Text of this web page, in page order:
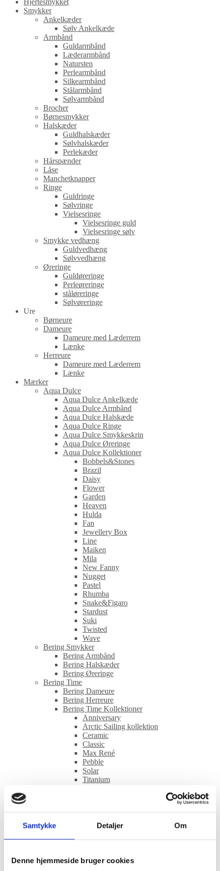
Samtykke Detaljer Om
Denne hjemmeside bruger cookies
Hjertesmykket
Smykker
Ankelkæder
Sølv Ankelkæde
Armbånd
Guldarmbånd
Læderarmbånd
Natursten
Perlearmbånd
Silkearmbånd
Stålarmbånd
Sølvarmbånd
Brocher
Børnesmykker
Halskæder
Guldhalskæder
Sølvhalskæder
Perlekæder
Hårspænder
Låse
Manchetknapper
Ringe
Guldringe
Sølvringe
Vielsesringe
Vielsesringe guld
Vielsesringe sølv
Smykke vedhæng
Guldvedhæng
Sølvvedhæng
Øreringe
Guldøreringe
Perleøreringe
ståløreringe
Sølvøreringe
Ure
Børneure
Dameure
Dameure med Læderrem
Lænke
Herreure
Dameure med Læderrem
Lænke
Mærker
Aqua Dulce
Aqua Dulce Ankelkæde
Aqua Dulce Armbånd
Aqua Dulce Halskæde
Aqua Dulce Ringe
Aqua Dulce Smykkeskrin
Aqua Dulce Øreringe
Aqua Dulce Kollektioner
Bobbels&Stones
Brazil
Daisy
Flower
Garden
Heaven
Hulda
Fan
Jewellery Box
Line
Maiken
Mila
New Fanny
Nugget
Pastel
Rhumba
Snake&Figaro
Stardust
Suki
Twisted
Wave
Bering Smykker
Bering Armbånd
Bering Halskæder
Bering Øreringe
Bering Time
Bering Dameure
Bering Herreure
Bering Time Kollektioner
Anniversary
Arctic Sailing kollektion
Ceramic
Classic
Max René
Pebble
Solar
Titanium
Edifice
G-Shock
Timeless
Certina